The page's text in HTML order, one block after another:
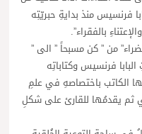
فرنسيس منذ بدايةِ حبريّتِه
بالفقراء”.
من ” كن مسبحاً ” الى ”
فرنسيس وكتاباتِه
الكاتب باختصاصهِ في علمِ
ثم يقدمُها للقارئ على شكلِ